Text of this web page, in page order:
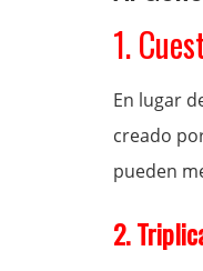
1.
En lugar
creado
pueden
2.